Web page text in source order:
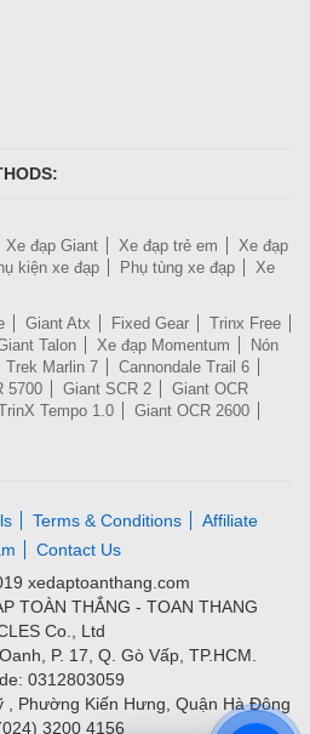
Xe đạp Giant Xe đạp trẻ em
Xe đạp
kiện xe đạp Phụ tùng xe đạp
Xe
Giant Atx Fixed Gear
Trinx Free
Talon Xe đạp Momentum
Nón
Trek Marlin 7
Cannondale Trail 6
5700 Giant SCR 2
Giant OCR
Tempo 1.0
Giant OCR 2600
Terms & Conditions
Affiliate
Contact Us
xedaptoanthang.com
TOÀN THẮNG - TOAN THANG
Co., Ltd
P. 17, Q. Gò Vấp, TP.HCM.
0312803059
, Phường Kiến Hưng, Quận Hà Đông
3200 4156